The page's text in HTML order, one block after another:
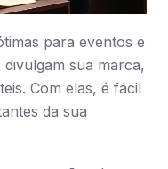
para eventos e
divulgam sua marca,
Com elas, é fácil
da sua